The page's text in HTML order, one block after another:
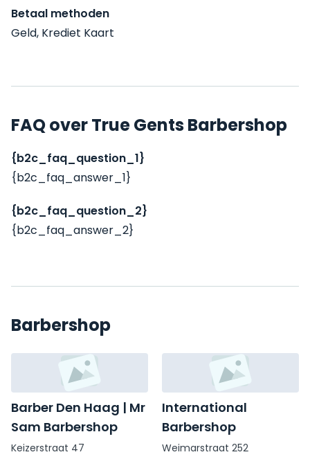
Betaal methoden
Geld, Krediet Kaart
FAQ over True Gents Barbershop
{b2c_faq_question_1}
{b2c_faq_answer_1}
{b2c_faq_question_2}
{b2c_faq_answer_2}
Barbershop
Barber Den Haag | Mr
Sam Barbershop
Keizerstraat 47
International
Barbershop
Weimarstraat 252